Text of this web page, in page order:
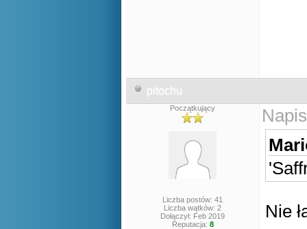
pitochu
Początkujący
Liczba postów: 41
Liczba wątków: 2
Dołączył: Feb 2019
Reputacja: 8
Nie